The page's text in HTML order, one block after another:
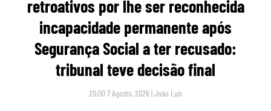
retroativos por lhe ser reconhecida
incapacidade permanente após
Segurança Social a ter recusado:
tribunal teve decisão final
20:00 7 Agosto, 2026 |João Luís